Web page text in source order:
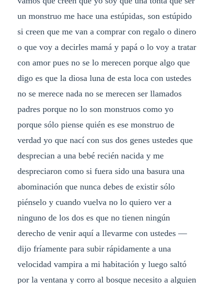
un monstruo me hace una estúpidas, son estúpido
si creen que me van a comprar con regalo o dinero
o que voy a decirles mamá y papá o lo voy a tratar
con amor pues no se lo merecen porque algo que
digo es que la diosa luna de esta loca con ustedes
no se merece nada no se merecen ser llamados
padres porque no lo son monstruos como yo
porque sólo piense quién es ese monstruo de
verdad yo que nací con sus dos genes ustedes que
desprecian a una bebé recién nacida y me
despreciaron como si fuera sido una basura una
abominación que nunca debes de existir sólo
piénselo y cuando vuelva no lo quiero ver a
ninguno de los dos es que no tienen ningún
derecho de venir aquí a llevarme con ustedes —
dijo fríamente para subir rápidamente a una
velocidad vampira a mi habitación y luego saltó
por la ventana y corro al bosque necesito a alguien